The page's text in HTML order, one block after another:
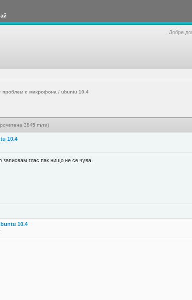
Добре
проблем с микрофона / ubuntu 10.4
3845 пъти)
10.4
записвам глас пак нищо не се чува.
10.4